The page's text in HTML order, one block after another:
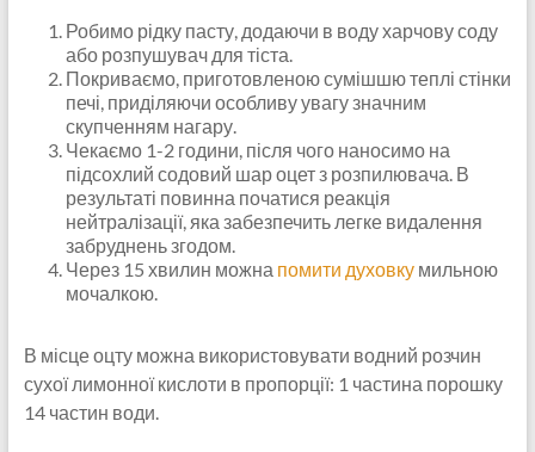
Робимо рідку пасту, додаючи в воду харчову соду
або розпушувач для тіста.
Покриваємо, приготовленою сумішшю теплі стінки
печі, приділяючи особливу увагу значним
скупченням нагару.
Чекаємо 1-2 години, після чого наносимо на
підсохлий содовий шар оцет з розпилювача. В
результаті повинна початися реакція
нейтралізації, яка забезпечить легке видалення
забруднень згодом.
Через 15 хвилин можна помити духовкумильною
мочалкою.
В місце оцту можна використовувати водний розчин
сухої лимонної кислоти в пропорції: 1 частина порошку
14 частин води.